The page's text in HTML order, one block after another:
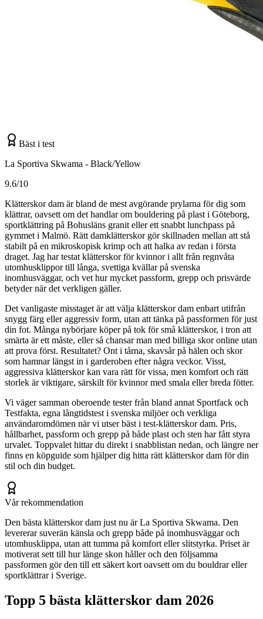
Bäst i test
La Sportiva Skwama - Black/Yellow
9.6/10
Klätterskor dam är bland de mest avgörande prylarna för dig som
klättrar, oavsett om det handlar om bouldering på plast i Göteborg,
sportklättring på Bohusläns granit eller ett snabbt lunchpass på
gymmet i Malmö. Rätt damklätterskor gör skillnaden mellan att stå
stabilt på en mikroskopisk krimp och att halka av redan i första
draget. Jag har testat klätterskor för kvinnor i allt från regnvåta
utomhusklippor till långa, svettiga kvällar på svenska
inomhusväggar, och vet hur mycket passform, grepp och prisvärde
betyder när det verkligen gäller.
Det vanligaste misstaget är att välja klätterskor dam enbart utifrån
snygg färg eller aggressiv form, utan att tänka på passformen för just
din fot. Många nybörjare köper på tok för små klätterskor, i tron att
smärta är ett måste, eller så chansar man med billiga skor online utan
att prova först. Resultatet? Ont i tårna, skavsår på hälen och skor
som hamnar längst in i garderoben efter några veckor. Visst,
aggressiva klätterskor kan vara rätt för vissa, men komfort och rätt
storlek är viktigare, särskilt för kvinnor med smala eller breda fötter.
Vi väger samman oberoende tester från bland annat Sportfack och
Testfakta, egna långtidstest i svenska miljöer och verkliga
användaromdömen när vi utser bäst i test-klätterskor dam. Pris,
hållbarhet, passform och grepp på både plast och sten har fått styra
urvalet. Toppvalet hittar du direkt i snabblistan nedan, och längre ner
finns en köpguide som hjälper dig hitta rätt klätterskor dam för din
stil och din budget.
Vår rekommendation
Den bästa klätterskor dam just nu är La Sportiva Skwama. Den
levererar suverän känsla och grepp både på inomhusväggar och
utomhusklippa, utan att tumma på komfort eller slitstyrka. Priset är
motiverat sett till hur länge skon håller och den följsamma
passformen gör den till ett säkert kort oavsett om du bouldrar eller
sportklättrar i Sverige.
Topp 5 bästa klätterskor dam 2026